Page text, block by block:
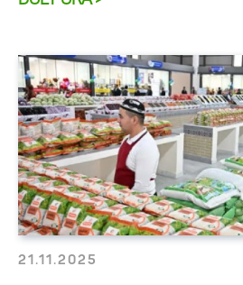
21.11.2025